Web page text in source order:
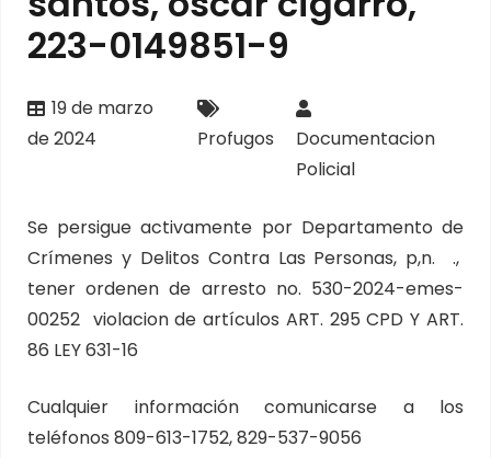
223-0149851-9
19 de marzo
de 2024
Profugos
Documentacion
Policial
Se persigue activamente por Departamento de
Crímenes y Delitos Contra Las Personas, p,n. .,
tener ordenen de arresto no. 530-2024-emes-
00252 violacion de artículos ART. 295 CPD Y ART.
86 LEY 631-16
Cualquier información comunicarse a los
teléfonos 809-613-1752, 829-537-9056